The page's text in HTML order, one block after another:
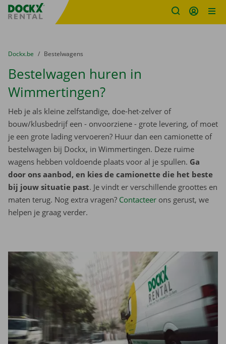
Fratello DEMO
U bevindt zich hier:
van
Dockx.be naar
Bestelwagens
Bestelwagen huren in
Wimmertingen?
Heb je als kleine zelfstandige, doe-het-zelver of
bouw/klusbedrijf een - onvoorziene - grote levering, of moet
je een grote lading vervoeren? Huur dan een camionette of
bestelwagen bij Dockx, in Wimmertingen. Deze ruime
wagens hebben voldoende plaats voor al je spullen. Ga
door ons aanbod, en kies de camionette die het beste
bij jouw situatie past. Je vindt er verschillende groottes en
maten terug. Nog extra vragen? Contacteer ons gerust, we
helpen je graag verder.